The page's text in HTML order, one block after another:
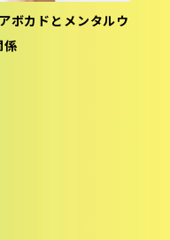
ボカドとメンタルウ
係